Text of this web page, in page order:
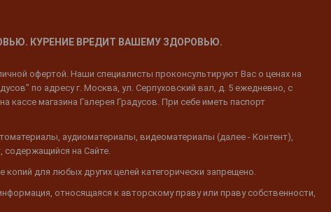
КУРЕНИЕ ВРЕДИТ ВАШЕМУ ЗДОРОВЬЮ.
офертой. Наши специалисты проконсультируют Вас о ценах на
по адресу г. Москва, ул. Серпуховский вал, д. 5 ежедневно, с
кассе магазина Галерея Градусов. При себе иметь паспорт
аудиоматериалы, видеоматериалы (далее - Контент),
содержащийся на Сайте.
для любых других целей категорически запрещено.
относящаяся к авторскому праву или праву собственности,